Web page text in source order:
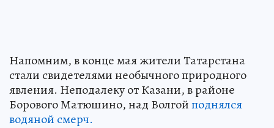
Напомним, в конце мая жители Татарстана
стали свидетелями необычного природного
явления. Неподалеку от Казани, в районе
Борового Матюшино, над Волгойподнялся
водяной смерч.